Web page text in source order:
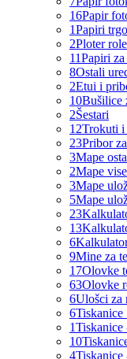
16Papir
1Papiri
2Ploter role
11Papiri
8Ostali
2Etui i
10Bušilice
2Šestari
12Trokuti i
23Pribor
3Mape
2Mape
3Mape
5Mape
23
13
6
9Mine za
17Olovke
63Olovke
6Ulošci za
6Tiskanice
1Tiskanice
10
4Tiskanice